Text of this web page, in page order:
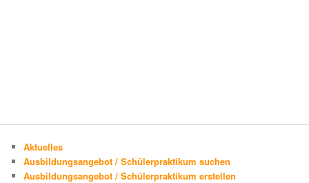
Aktuelles
Ausbildungsangebot / Schülerpraktikum suchen
Ausbildungsangebot / Schülerpraktikum erstellen